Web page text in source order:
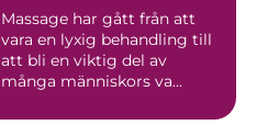
Massage har gått från att
vara en lyxig behandling till
att bli en viktig del av
många människors va...